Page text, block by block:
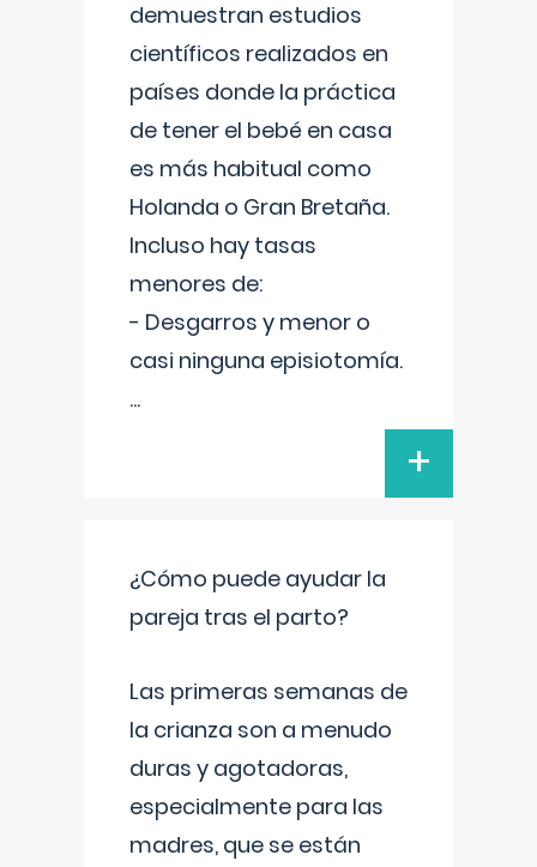
demuestran estudios
científicos realizados en
países donde la práctica
de tener el bebé en casa
es más habitual como
Holanda o Gran Bretaña.
Incluso hay tasas
menores de:
- Desgarros y menor o
casi ninguna episiotomía.
...
+
¿Cómo puede ayudar la
pareja tras el parto?
Las primeras semanas de
la crianza son a menudo
duras y agotadoras,
especialmente para las
madres, que se están